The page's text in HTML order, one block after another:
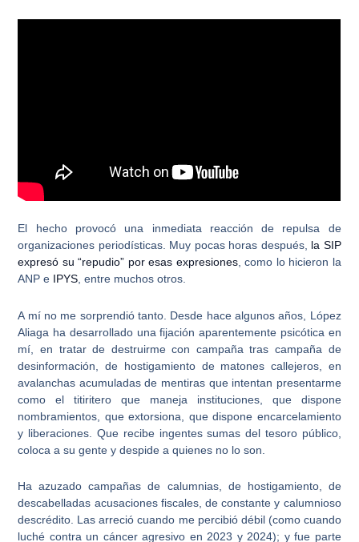
El hecho provocó una inmediata reacción de repulsa de
organizaciones periodísticas. Muy pocas horas después, la SIP
expresó su “repudio” por esas expresiones, como lo hicieron la
ANP e IPYS, entre muchos otros.
A mí no me sorprendió tanto. Desde hace algunos años, López
Aliaga ha desarrollado una fijación aparentemente psicótica en
mí , en tratar de destruirme con campaña tras campaña de
desinformación, de hostigamiento de matones callejeros, en
avalanchas acumuladas de mentiras que intentan presentarme
como el titiritero que maneja instituciones, que dispone
nombramientos, que extorsiona, que dispone encarcelamiento
y liberaciones. Que recibe ingentes sumas del tesoro público,
coloca a su gente y despide a quienes no lo son.
Ha azuzado campañas de calumnias, de hostigamiento, de
descabelladas acusaciones fiscales, de constante y calumnioso
descrédito. Las arreció cuando me percibió débil (como cuando
luché contra un cáncer agresivo en 2023 y 2024); y fue parte